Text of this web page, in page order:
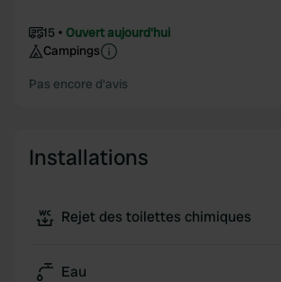
15
Ouvert aujourd'hui
Campings
Pas encore d'avis
Installations
Rejet des toilettes chimiques
Eau